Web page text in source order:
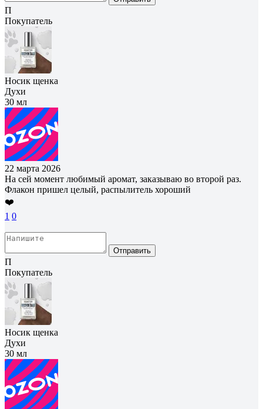
П
Покупатель
Носик щенка
Духи
30 мл
22 марта 2026
На сей момент любимый аромат, заказываю во второй раз.
Флакон пришел целый, распылитель хороший
❤️
1 0
Отправить
П
Покупатель
Носик щенка
Духи
30 мл